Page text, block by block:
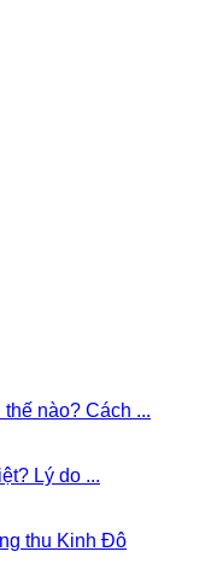
nào? Cách ...
Lý do ...
thu Kinh Đô